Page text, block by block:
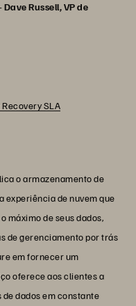
Dave Russell, VP de
SLA
o armazenamento de
experiência de nuvem que
máximo de seus dados,
de gerenciamento por trás
em fornecer um
oferece aos clientes a
dados em constante